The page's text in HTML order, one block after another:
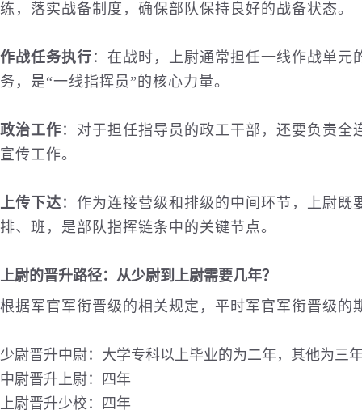
练，落实战备制度，确保部队保持良好的战备状态。
作战任务执行 ：在战时，上尉通常担任一线作战单
务，是“一线指挥员”的核心力量。
政治工作 ：对于担任指导员的政工干部，还要负责全
宣传工作。
上传下达 ：作为连接营级和排级的中间环节，上尉
排、班，是部队指挥链条中的关键节点。
上尉的晋升路径：从少尉到上尉需要几年？
根据军官军衔晋级的相关规定，平时军官军衔晋级的
少尉晋升中尉：大学专科以上毕业的为二年，其他为三
中尉晋升上尉：四年
上尉晋升少校：四年